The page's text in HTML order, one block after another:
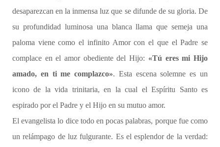
desaparezcan en la inmensa luz que se difunde de su gloria. De
su profundidad luminosa una blanca llama que semeja una
paloma viene como el infinito Amor con el que el Padre se
complace en el amor obediente del Hijo: «Tú eres mi Hijo
amado, en ti me complazco». Esta escena solemne es un
icono de la vida trinitaria, en la cual el Espíritu Santo es
espirado por el Padre y el Hijo en su mutuo amor.
El evangelista lo dice todo en pocas palabras, porque fue como
un relámpago de luz fulgurante. Es el esplendor de la verdad: